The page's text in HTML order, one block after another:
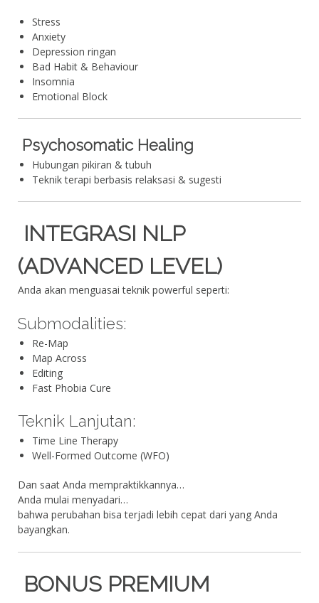
Stress
Anxiety
Depression ringan
Bad Habit & Behaviour
Insomnia
Emotional Block
Psychosomatic Healing
Hubungan pikiran & tubuh
Teknik terapi berbasis relaksasi & sugesti
INTEGRASI NLP
(ADVANCED LEVEL)
Anda akan menguasai teknik powerful seperti:
Submodalities:
Re-Map
Map Across
Editing
Fast Phobia Cure
Teknik Lanjutan:
Time Line Therapy
Well-Formed Outcome (WFO)
Dan saat Anda mempraktikkannya…
Anda mulai menyadari…
bahwa perubahan bisa terjadi lebih cepat dari yang Anda
bayangkan.
BONUS PREMIUM